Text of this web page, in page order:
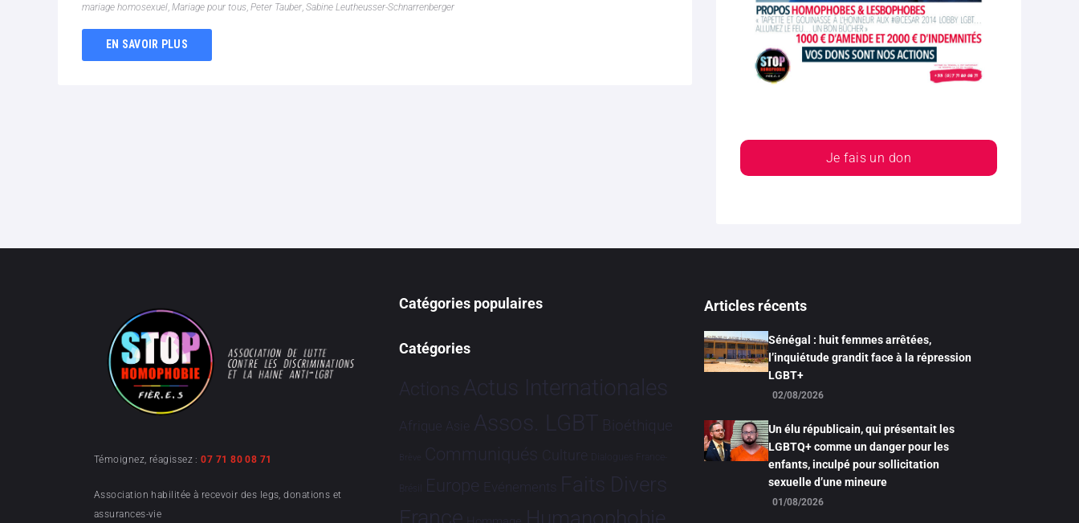
mariage homosexuel, Mariage pour tous, Peter Tauber, Sabine Leutheusser-Schnarrenberger
EN SAVOIR PLUS
Je fais un don
Témoignez, réagissez :07 71 80 08 71
Association habilitée à recevoir des legs, donations et
assurances-vie
Catégories populaires
Catégories
Actions Actus Internationales
Afrique Asie Assos. LGBT Bioéthique
Brève Communiqués Culture Dialogues France-
Brésil Europe Evénements Faits Divers
Humanophobie
Articles récents
Sénégal : huit femmes arrêtées,
l’inquiétude grandit face à la répression
LGBT+
02/08/2026
Un élu républicain, qui présentait les
LGBTQ+ comme un danger pour les
enfants, inculpé pour sollicitation
sexuelle d’une mineure
01/08/2026